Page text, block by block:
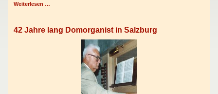
Weiterlesen …
42 Jahre lang Domorganist in Salzburg